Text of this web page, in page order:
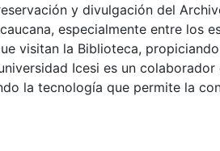
y divulgación del
especialmente entre los
visitan la Biblioteca,
Icesi es un
la tecnología que permite la